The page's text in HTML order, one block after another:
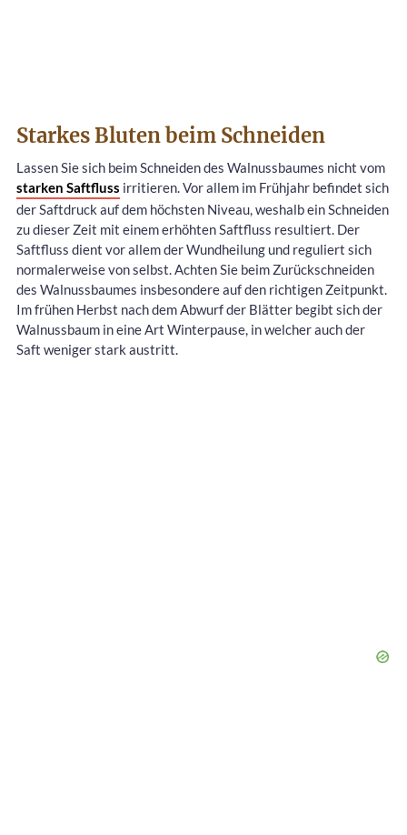
Starkes Bluten beim Schneiden
Lassen Sie sich beim Schneiden des Walnussbaumes nicht vom
starken Saftfluss irritieren. Vor allem im Frühjahr befindet sich
der Saftdruck auf dem höchsten Niveau, weshalb ein Schneiden
zu dieser Zeit mit einem erhöhten Saftfluss resultiert. Der
Saftfluss dient vor allem der Wundheilung und reguliert sich
normalerweise von selbst. Achten Sie beim Zurückschneiden
des Walnussbaumes insbesondere auf den richtigen Zeitpunkt.
Im frühen Herbst nach dem Abwurf der Blätter begibt sich der
Walnussbaum in eine Art Winterpause, in welcher auch der
Saft weniger stark austritt.